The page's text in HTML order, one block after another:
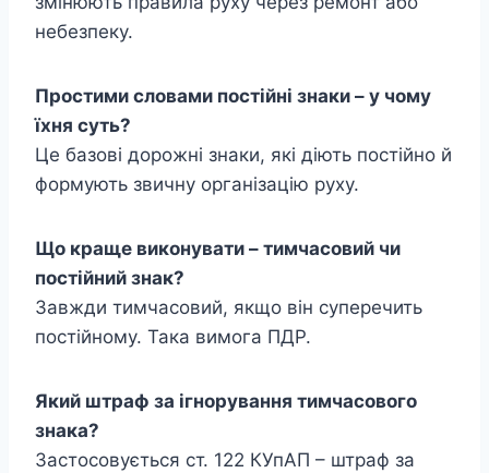
небезпеку.
Простими словами постійні знаки – у чому
їхня суть?
Це базові дорожні знаки, які діють постійно й
формують звичну організацію руху.
Що краще виконувати – тимчасовий чи
постійний знак?
Завжди тимчасовий, якщо він суперечить
постійному. Така вимога ПДР.
Який штраф за ігнорування тимчасового
знака?
Застосовується ст. 122 КУпАП – штраф за